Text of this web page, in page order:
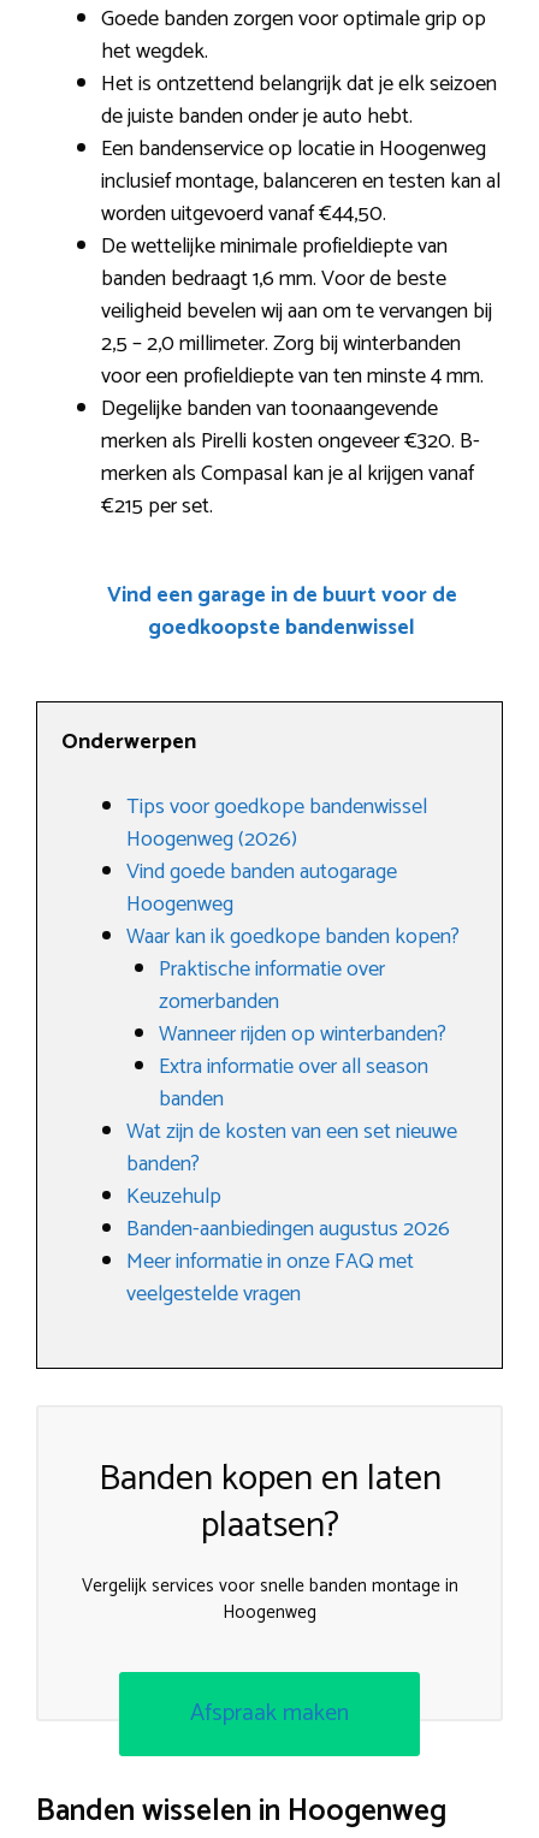
Goede banden zorgen voor optimale grip op
het wegdek.
Het is ontzettend belangrijk dat je elk seizoen
de juiste banden onder je auto hebt.
Een bandenservice op locatie in Hoogenweg
inclusief montage, balanceren en testen kan al
worden uitgevoerd vanaf €44,50.
De wettelijke minimale profieldiepte van
banden bedraagt 1,6 mm. Voor de beste
veiligheid bevelen wij aan om te vervangen bij
2,5 – 2,0 millimeter. Zorg bij winterbanden
voor een profieldiepte van ten minste 4 mm.
Degelijke banden van toonaangevende
merken als Pirelli kosten ongeveer €320. B-
merken als Compasal kan je al krijgen vanaf
€215 per set.
Vind een garage in de buurt voor de
goedkoopste bandenwissel
Onderwerpen
Tips voor goedkope bandenwissel
Hoogenweg (2026)
Vind goede banden autogarage
Hoogenweg
Waar kan ik goedkope banden kopen?
Praktische informatie over
zomerbanden
Wanneer rijden op winterbanden?
Extra informatie over all season
banden
Wat zijn de kosten van een set nieuwe
banden?
Keuzehulp
Banden-aanbiedingen augustus 2026
Meer informatie in onze FAQ met
veelgestelde vragen
Banden kopen en laten
plaatsen?
Vergelijk services voor snelle banden montage in
Hoogenweg
Afspraak maken
Banden wisselen in Hoogenweg